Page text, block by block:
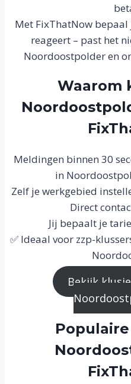
Met FixThatNow
reageert – past het
Noordoostpolder en
Waarom
Meldingen binnen 30
in
Zelf je werkgebied
Direct
Jij bepaalt je
✅ Ideaal voor zzp-
Bekijk